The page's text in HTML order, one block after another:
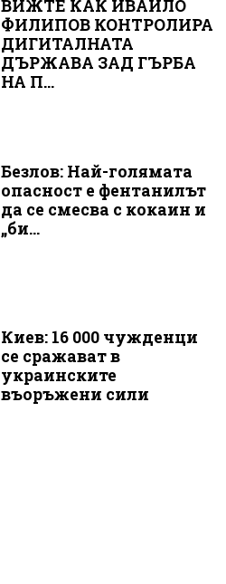
ВИЖТЕ КАК ИВАЙЛО
ФИЛИПОВ КОНТРОЛИРА
ДИГИТАЛНАТА
ДЪРЖАВА ЗАД ГЪРБА
НА П...
Безлов: Най-голямата
опасност е фентанилът
да се смесва с кокаин и
„би...
Киев: 16 000 чужденци
се сражават в
украинските
въоръжени сили